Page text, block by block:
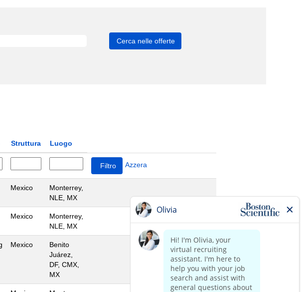
Struttura Luogo
Azzera
Mexico
Monterrey,
NLE, MX
Mexico
Monterrey,
NLE, MX
Mexico
Benito
Juárez,
DF, CMX,
MX